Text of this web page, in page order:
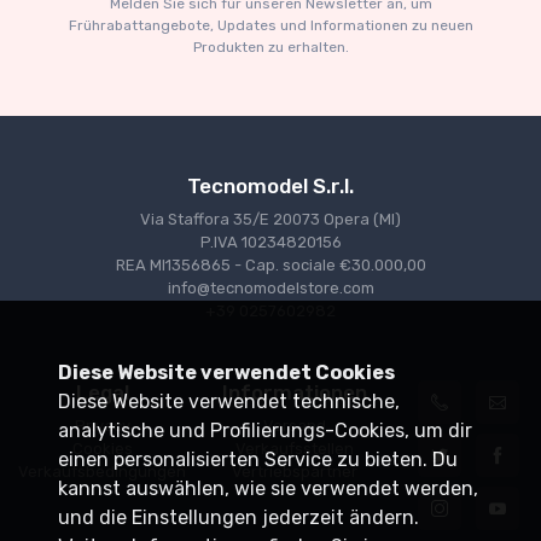
€227.05 €239.00
Melden Sie sich für unseren Newsletter an, um
Frührabattangebote, Updates und Informationen zu neuen
Produkten zu erhalten.
Tecnomodel S.r.l.
Via Staffora 35/E 20073 Opera (MI)
P.IVA 10234820156
REA MI1356865 - Cap. sociale €30.000,00
info@tecnomodelstore.com
Legal
Privacy
Cookies
Verkaufsbedingungen
Informationen
Versand
Verkaufsstellen
Vertriebspartner
Diese Website verwendet Cookies
Diese Website verwendet technische,
analytische und Profilierungs-Cookies, um dir
einen personalisierten Service zu bieten. Du
kannst auswählen, wie sie verwendet werden,
und die Einstellungen jederzeit ändern.